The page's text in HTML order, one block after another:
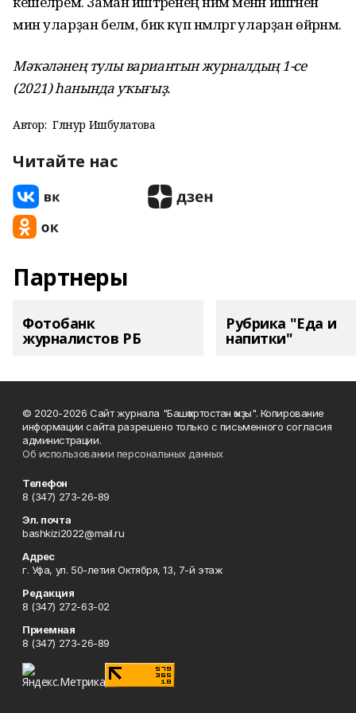
мин уларҙан беләм, бик күп нәмәләргә уларҙан өйрәнәм.
Мәҡәләнең тулы вариантын журналдың 1-се
(2021) һанында уҡығыҙ.
Автор: Гөлнур Ишбулатова
Читайте нас
Партнеры
Фотобанк
журналистов РБ
Рубрика "Еда и
напитки"
© 2020-2026 Сайт журнала "Башҡортостан ҡыҙы". Копирование
информации сайта разрешено только с письменного согласия
администрации.
Об использовании персональных данных
Телефон
8 (347) 273-26-89
Эл. почта
bashkizi2022@mail.ru
Адрес
г. Уфа, ул. 50-летия Октября, 13, 7-й этаж
Редакция
8 (347) 272-63-02
Приемная
8 (347) 273-26-89